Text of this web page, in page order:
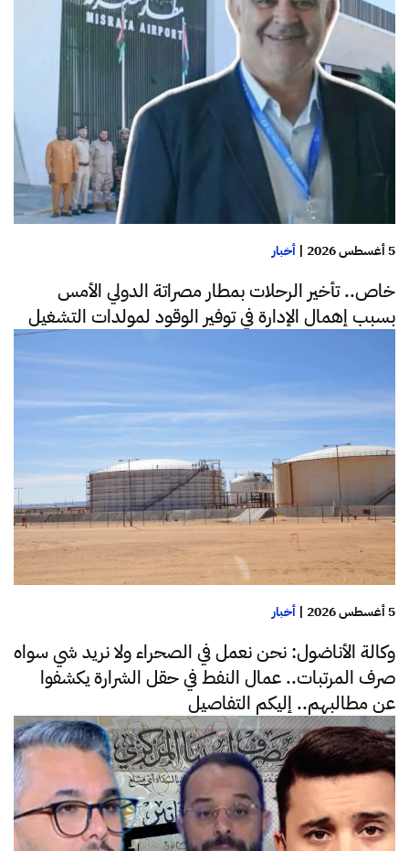
5 أغسطس 2026 | أخبار
خاص.. تأخير الرحلات بمطار مصراتة الدولي الأمس
بسبب إهمال الإدارة في توفير الوقود لمولدات التشغيل
5 أغسطس 2026 | أخبار
وكالة الأناضول: نحن نعمل في الصحراء ولا نريد شي سواه
صرف المرتبات.. عمال النفط في حقل الشرارة يكشفوا
عن مطالبهم.. إليكم التفاصيل